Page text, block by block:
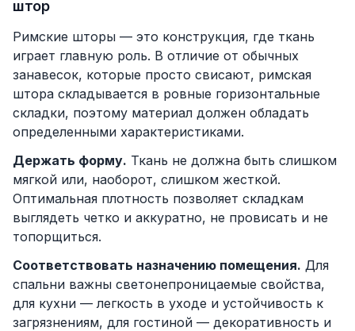
штор
Римские шторы — это конструкция, где ткань
играет главную роль. В отличие от обычных
занавесок, которые просто свисают, римская
штора складывается в ровные горизонтальные
складки, поэтому материал должен обладать
определенными характеристиками.
Держать форму. Ткань не должна быть слишком
мягкой или, наоборот, слишком жесткой.
Оптимальная плотность позволяет складкам
выглядеть четко и аккуратно, не провисать и не
топорщиться.
Соответствовать назначению помещения. Для
спальни важны светонепроницаемые свойства,
для кухни — легкость в уходе и устойчивость к
загрязнениям, для гостиной — декоративность и